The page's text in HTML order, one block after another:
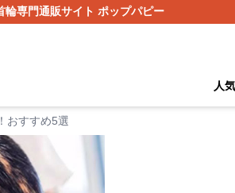
輪専門通販サイト ポップパピー
人
おすすめ5選